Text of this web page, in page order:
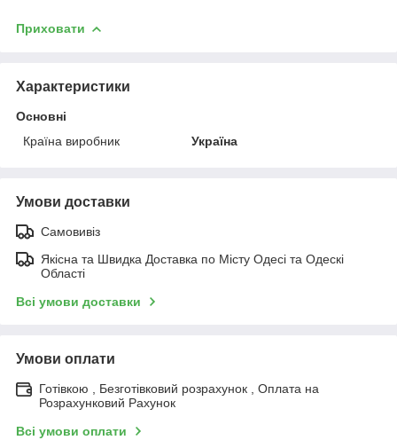
Приховати
Характеристики
Основні
Країна виробник
Україна
Умови доставки
Самовивіз
Якісна та Швидка Доставка по Місту Одесі та Одескі
Області
Всі умови доставки
Умови оплати
Готівкою , Безготівковий розрахунок , Оплата на
Розрахунковий Рахунок
Всі умови оплати